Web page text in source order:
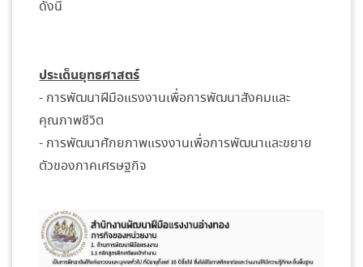
ดังนี้
ประเด็นยุทธศาสตร์
- การพัฒนาฝีมือแรงงานเพื่อการพัฒนาสังคมและ
คุณภาพชีวิต
- การพัฒนาศักยภาพแรงงานเพื่อการพัฒนาและขยาย
ตัวของภาคเศรษฐกิจ